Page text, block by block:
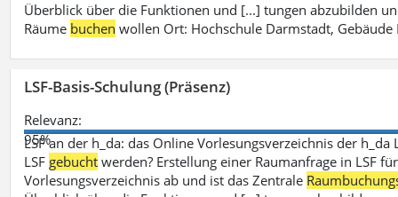
Überblick über die Funktionen und [...] tungen abzubilden
Räume buchen wollen Ort: Hochschule Darmstadt,
LSF-Basis-Schulung (Präsenz)
Relevanz:
95%
LSF an der h_da: das Online Vorlesungsverzeichnis der h_da
LSF gebucht werden? Erstellung einer Raumanfrage in LSF
Vorlesungsverzeichnis ab und ist das Zentrale